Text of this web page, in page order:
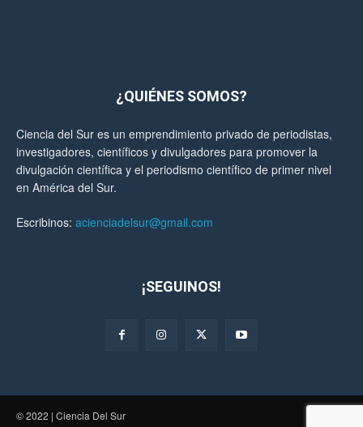
¿QUIÉNES SOMOS?
Ciencia del Sur es un emprendimiento privado de periodistas,
investigadores, científicos y divulgadores para promover la
divulgación científica y el periodismo científico de primer nivel
en América del Sur.
Escribinos: acienciadelsur@gmail.com
¡SEGUINOS!
© 2022 | Ciencia Del Sur